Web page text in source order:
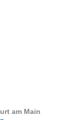
am Main